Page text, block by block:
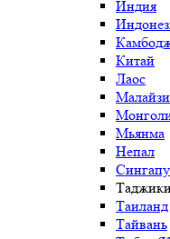
Индия
Китай
Лаос
Мьянма
Непал
Таиланд
Тайвань